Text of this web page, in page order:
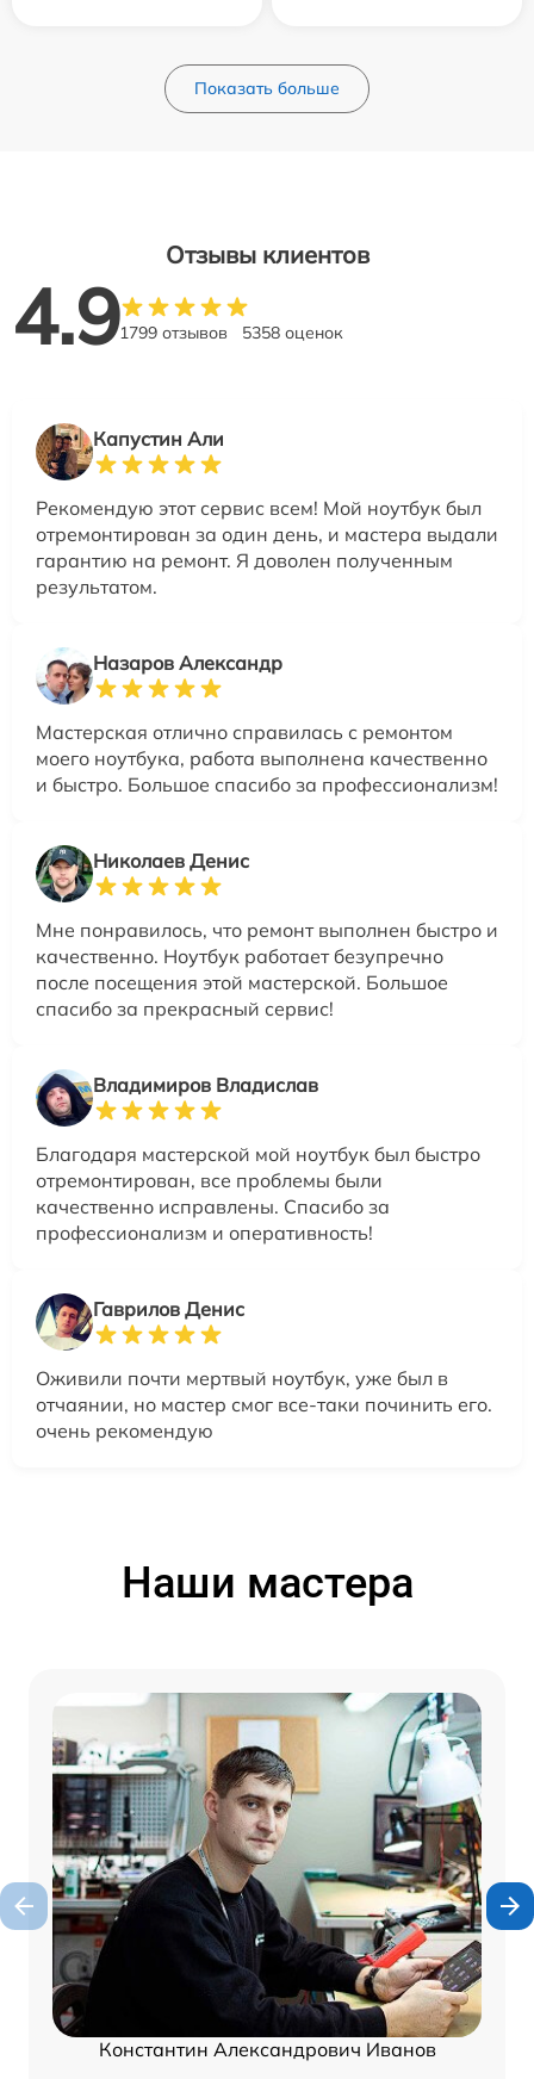
Показать больше
Отзывы клиентов
4.91799 отзывов 5358 оценок
Капустин Али
Рекомендую этот сервис всем! Мой ноутбук был
отремонтирован за один день, и мастера выдали
гарантию на ремонт. Я доволен полученным
результатом.
Назаров Александр
Мастерская отлично справилась с ремонтом
моего ноутбука, работа выполнена качественно
и быстро. Большое спасибо за профессионализм!
Николаев Денис
Мне понравилось, что ремонт выполнен быстро и
качественно. Ноутбук работает безупречно
после посещения этой мастерской. Большое
спасибо за прекрасный сервис!
Владимиров Владислав
Благодаря мастерской мой ноутбук был быстро
отремонтирован, все проблемы были
качественно исправлены. Спасибо за
профессионализм и оперативность!
Гаврилов Денис
Оживили почти мертвый ноутбук, уже был в
отчаянии, но мастер смог все-таки починить его.
очень рекомендую
Наши мастера
Константин Александрович Иванов